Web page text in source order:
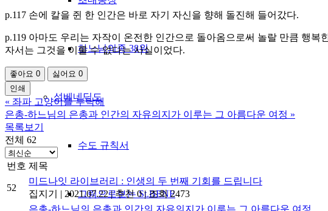
하느님의종 38위
성베네딕도
수도 규칙서
그림으로보는 St.BENE
p.117 손에 칼을 쥔 한 인간은 바로 자기 자신을 향해 돌진해 들어갔다.
p.119 아마도 우리는 자작이 온전한 인간으로 돌아옴으로써 놀랄 만큼 행
자서는 그것을 이룰 수 없다는 사실이었다.
좋아요 0 싫어요 0
인쇄
« 좌파 고양이를 부탁해
은총-하느님의 은총과 인간의 자유의지가 이루는 그 아름다운 여정 »
목록보기
전체 62
번호 제목
52
미드나잇 라이브러리 : 인생의 두 번째 기회를 드립니다
집지기
| 2021.07.22 | 추천 0 | 조회 2473